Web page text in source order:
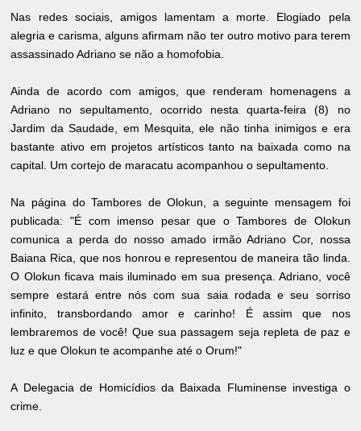
Nas redes sociais, amigos lamentam a morte. Elogiado pela
alegria e carisma, alguns afirmam não ter outro motivo para terem
assassinado Adriano se não a homofobia.
Ainda de acordo com amigos, que renderam homenagens a
Adriano no sepultamento, ocorrido nesta quarta-feira (8) no
Jardim da Saudade, em Mesquita, ele não tinha inimigos e era
bastante ativo em projetos artísticos tanto na baixada como na
capital. Um cortejo de maracatu acompanhou o sepultamento.
Na página do Tambores de Olokun, a seguinte mensagem foi
publicada: "É com imenso pesar que o Tambores de Olokun
comunica a perda do nosso amado irmão Adriano Cor, nossa
Baiana Rica, que nos honrou e representou de maneira tão linda.
O Olokun ficava mais iluminado em sua presença. Adriano, você
sempre estará entre nós com sua saia rodada e seu sorriso
infinito, transbordando amor e carinho! É assim que nos
lembraremos de você! Que sua passagem seja repleta de paz e
luz e que Olokun te acompanhe até o Orum!"
A Delegacia de Homicídios da Baixada Fluminense investiga o
crime.